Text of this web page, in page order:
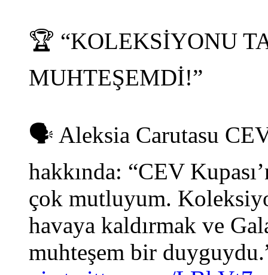
🏆 “KOLEKSİYONU
MUHTEŞEMDİ!”
🗣️ Aleksia Carutasu
hakkında: “CEV
çok mutluyum.
havaya kaldırmak ve
muhteşem bir